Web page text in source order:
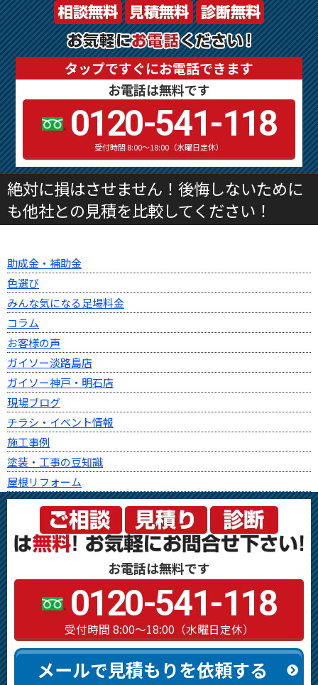
タップですぐにお電話できます
お電話は無料です
0120-541-118
受付時間 8:00～18:00（水曜日定休）
絶対に損はさせません！後悔しないために
も他社との見積を比較してください！
助成金・補助金
色選び
みんな気になる足場料金
コラム
お客様の声
ガイソー淡路島店
ガイソー神戸・明石店
現場ブログ
チラシ・イベント情報
施工事例
塗装・工事の豆知識
屋根リフォーム
お電話は無料です
0120-541-118
受付時間 8:00～18:00（水曜日定休）
メールで見積もりを依頼する